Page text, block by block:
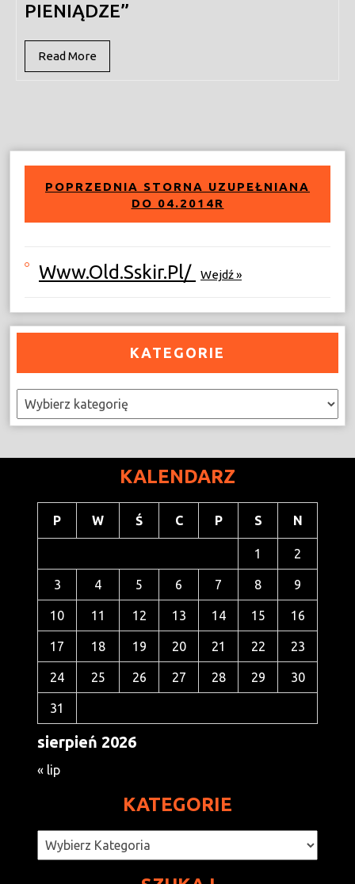
PIENIĄDZE”
Read More
More
POPRZEDNIA STORNA UZUPEŁNIANA
DO 04.2014R
Www.old.sskir.pl/ Wejdź »
KATEGORIE
Kategorie
KALENDARZ
sierpień 2026
P W Ś C P S N
1 2
3 4 5 6 7 8 9
10 11 12 13 14 15 16
17 18 19 20 21 22 23
24 25 26 27 28 29 30
31
« lip
KATEGORIE
Kategorie